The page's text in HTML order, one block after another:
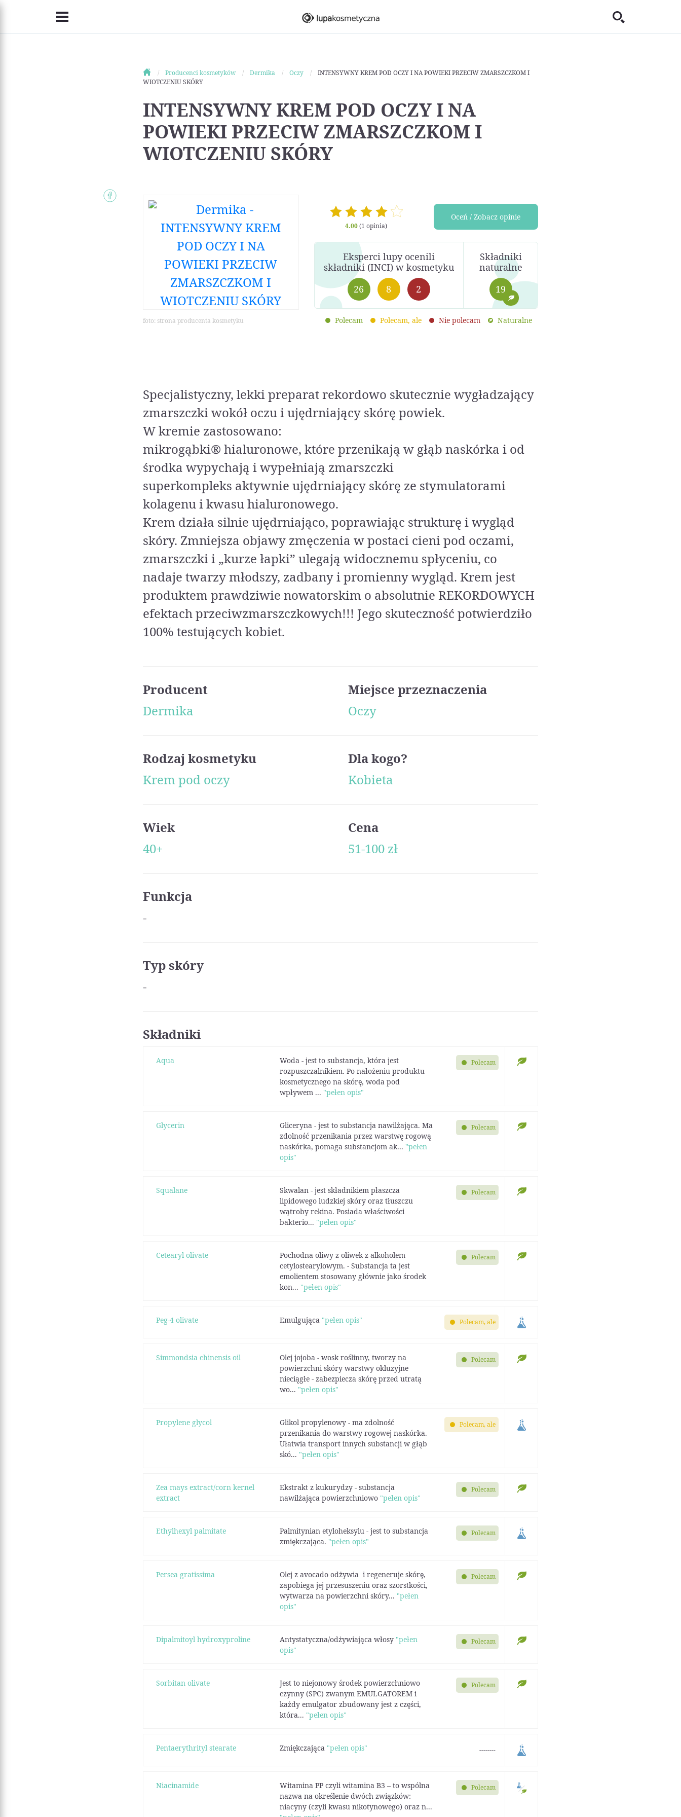
Producenci kosmetyków Dermika Oczy
INTENSYWNY KREM POD OCZY I NA POWIEKI PRZECIW ZMARSZCZKOM I
WIOTCZENIU SKÓRY
INTENSYWNY KREM POD OCZY I NA
POWIEKI PRZECIW ZMARSZCZKOM I
WIOTCZENIU SKÓRY
foto: strona producenta kosmetyku
4.00(1 opinia)
Oceń / Zobacz opinie
Eksperci lupy ocenili
składniki (INCI) w kosmetyku
26
8 2
Składniki
naturalne
19
Polecam Polecam, ale Nie polecam Naturalne
Specjalistyczny, lekki preparat rekordowo skutecznie wygładzający
zmarszczki wokół oczu i ujędrniający skórę powiek.
W kremie zastosowano:
mikrogąbki® hialuronowe, które przenikają w głąb naskórka i od
środka wypychają i wypełniają zmarszczki
superkompleks aktywnie ujędrniający skórę ze stymulatorami
kolagenu i kwasu hialuronowego.
Krem działa silnie ujędrniająco, poprawiając strukturę i wygląd
skóry. Zmniejsza objawy zmęczenia w postaci cieni pod oczami,
zmarszczki i „kurze łapki” ulegają widocznemu spłyceniu, co
nadaje twarzy młodszy, zadbany i promienny wygląd. Krem jest
produktem prawdziwie nowatorskim o absolutnie REKORDOWYCH
efektach przeciwzmarszczkowych!!! Jego skuteczność potwierdziło
100% testujących kobiet.
Producent
Dermika
Miejsce przeznaczenia
Oczy
Rodzaj kosmetyku
Krem pod oczy
Dla kogo?
Kobieta
Wiek
40+
Cena
51-100 zł
Funkcja
-
Typ skóry
-
Składniki
Aqua
Woda - jest to substancja, która jest
rozpuszczalnikiem. Po nałożeniu produktu
kosmetycznego na skórę, woda pod
wpływem ... "pełen opis"
Polecam
Glycerin
Gliceryna - jest to substancja nawilżająca. Ma
zdolność przenikania przez warstwę rogową
naskórka, pomaga substancjom ak... "pełen
opis"
Polecam
Squalane
Skwalan - jest składnikiem płaszcza
lipidowego ludzkiej skóry oraz tłuszczu
wątroby rekina. Posiada właściwości
bakterio... "pełen opis"
Polecam
Cetearyl olivate
Pochodna oliwy z oliwek z alkoholem
cetylostearylowym. - Substancja ta jest
emolientem stosowany głównie jako środek
kon... "pełen opis"
Polecam
Peg-4 olivate Emulgująca "pełen opis" Polecam, ale
Simmondsia chinensis oil
Olej jojoba - wosk roślinny, tworzy na
powierzchni skóry warstwy okluzyjne
nieciągłe - zabezpiecza skórę przed utratą
wo... "pełen opis"
Polecam
Propylene glycol
Glikol propylenowy - ma zdolność
przenikania do warstwy rogowej naskórka.
Ułatwia transport innych substancji w głąb
skó... "pełen opis"
Polecam, ale
Zea mays extract/corn kernel
extract
Ekstrakt z kukurydzy - substancja
nawilżająca powierzchniowo "pełen opis"
Polecam
Ethylhexyl palmitate
Palmitynian etyloheksylu - jest to substancja
zmiękczająca. "pełen opis"
Polecam
Persea gratissima
Olej z avocado odżywia i regeneruje skórę,
zapobiega jej przesuszeniu oraz szorstkości,
wytwarza na powierzchni skóry... "pełen
opis"
Polecam
Dipalmitoyl hydroxyproline Antystatyczna/odżywiająca włosy "pełen
opis"
Polecam
Sorbitan olivate
Jest to niejonowy środek powierzchniowo
czynny (SPC) zwanym EMULGATOREM i
każdy emulgator zbudowany jest z części,
która... "pełen opis"
Polecam
Pentaerythrityl stearate Zmiękczająca "pełen opis" --------
Niacinamide
Witamina PP czyli witamina B3 – to wspólna
nazwa na określenie dwóch związków:
niacyny (czyli kwasu nikotynowego) oraz n...
Polecam